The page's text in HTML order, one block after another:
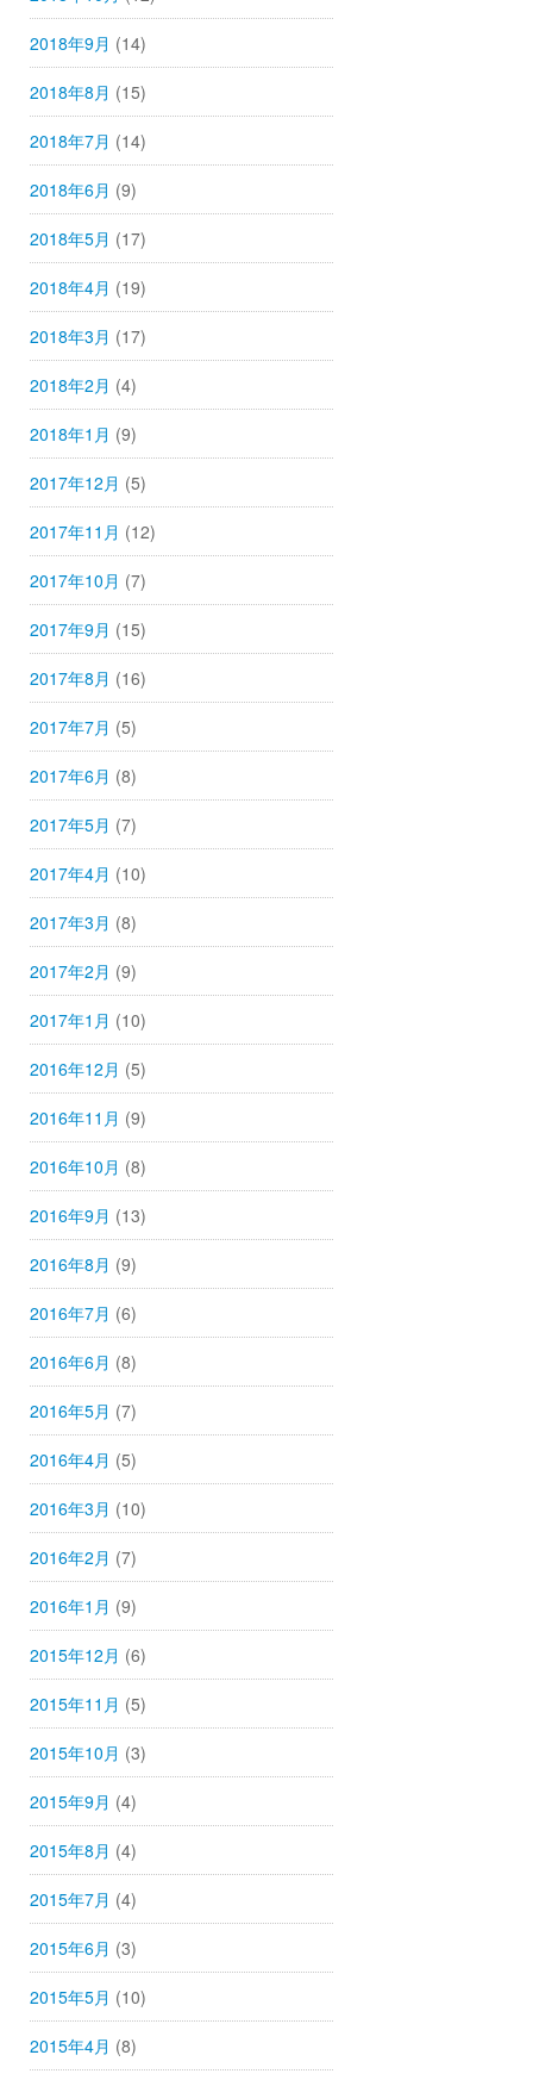
2018年9月 (14)
2018年8月 (15)
2018年7月 (14)
2018年6月 (9)
2018年5月 (17)
2018年4月 (19)
2018年3月 (17)
2018年2月 (4)
2018年1月 (9)
2017年12月 (5)
2017年11月 (12)
2017年10月 (7)
2017年9月 (15)
2017年8月 (16)
2017年7月 (5)
2017年6月 (8)
2017年5月 (7)
2017年4月 (10)
2017年3月 (8)
2017年2月 (9)
2017年1月 (10)
2016年12月 (5)
2016年11月 (9)
2016年10月 (8)
2016年9月 (13)
2016年8月 (9)
2016年7月 (6)
2016年6月 (8)
2016年5月 (7)
2016年4月 (5)
2016年3月 (10)
2016年2月 (7)
2016年1月 (9)
2015年12月 (6)
2015年11月 (5)
2015年10月 (3)
2015年9月 (4)
2015年8月 (4)
2015年7月 (4)
2015年6月 (3)
2015年5月 (10)
2015年4月 (8)